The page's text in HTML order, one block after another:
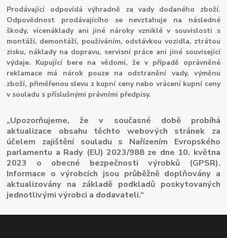
Prodávající odpovídá výhradně za vady dodaného zboží.
Odpovědnost prodávajícího se nevztahuje na následné
škody, vícenáklady ani jiné nároky vzniklé v souvislosti s
montáží, demontáží, používáním, odstávkou vozidla, ztrátou
zisku, náklady na dopravu, servisní práce ani jiné související
výdaje. Kupující bere na vědomí, že v případě oprávněné
reklamace má nárok pouze na odstranění vady, výměnu
zboží, přiměřenou slevu z kupní ceny nebo vrácení kupní ceny
v souladu s příslušnými právními předpisy.
„Upozorňujeme, že v současné době probíhá
aktualizace obsahu těchto webových stránek za
účelem zajištění souladu s Nařízením Evropského
parlamentu a Rady (EU) 2023/988 ze dne 10. května
2023 o obecné bezpečnosti výrobků (GPSR).
Informace o výrobcích jsou průběžně doplňovány a
aktualizovány na základě podkladů poskytovaných
jednotlivými výrobci a dodavateli.“